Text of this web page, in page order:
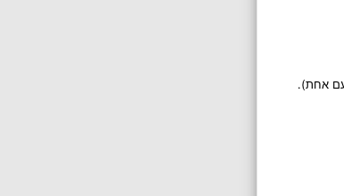
אחת).